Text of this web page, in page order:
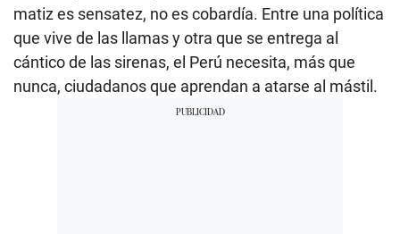
matiz es sensatez, no es cobardía. Entre una política
que vive de las llamas y otra que se entrega al
cántico de las sirenas, el Perú necesita, más que
nunca, ciudadanos que aprendan a atarse al mástil.